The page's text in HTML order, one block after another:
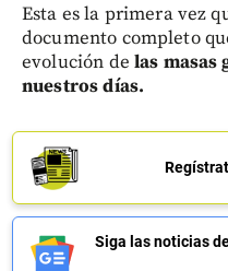
Esta es la primera vez
documento completo
evolución de las masas
nuestros días.
Siga las noticias